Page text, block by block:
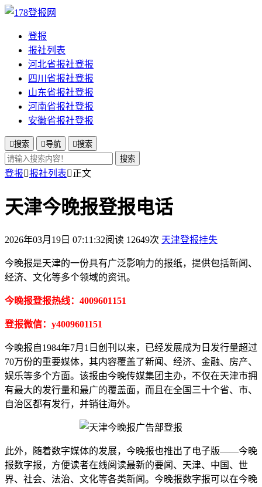
登报
报社列表
河北省报社登报
四川省报社登报
山东省报社登报
河南省报社登报
安徽省报社登报
搜索 导航 搜索
搜索
登报报社列表正文
天津今晚报登报电话
2026年03月19日 07:11:32阅读 12649次 天津登报挂失
今晚报是天津的一份具有广泛影响力的报纸，提供包括新闻、
经济、文化等多个领域的资讯。
今晚报登报热线：4009601151
登报微信：y4009601151
今晚报自1984年7月1日创刊以来，已经发展成为日发行量超过
70万份的重要媒体，其内容覆盖了新闻、经济、金融、房产、
娱乐等多个方面。该报由今晚传媒集团主办，不仅在天津市拥
有最大的发行量和最广的覆盖面，而且在全国三十个省、市、
自治区都有发行，并销往海外。
此外，随着数字媒体的发展，今晚报也推出了电子版——今晚
报数字报，方便读者在线阅读最新的要闻、天津、中国、世
界、社会、法治、文化等各类新闻。今晚报数字报可以在今晚